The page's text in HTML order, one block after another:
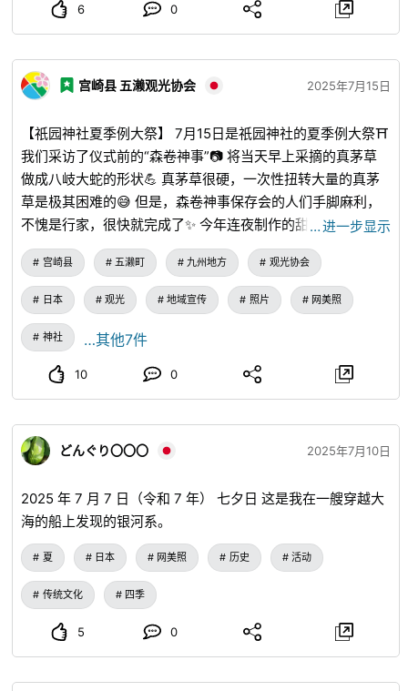
出 9：00～14：00の間 ■返却 当
日の17：00までに ※11月～３月は16：30
受付時現地決済です。お支払い後のキャン
シェアサイクル自転車のカゴに丁度収まる
大きさです。 ■どちらのセットにも、安
曇野市内ガイドマップとパン＆スイーツ店
パンフレットをお付けいたします。 【申し
込み方法】 ■まずBOXのタイプを選択し
て下さい。ご利用内容欄にお進み頂き、人
欄に女性とありますが、男性でも申込可能
です。また、システム上、定員1名と表記さ
れますが、1BOXとご理解ください。
《Nonou 的图画书》，以便让当地儿童了解它。 在公民馆举
Nonou 一起体验 Jozu 的历史和文化。 他解释了他与武田信
玄等战国军阀的关系，以及真田氏、山伏和柚子野王等人如何
有性质，他说：“有很多与女性有关的事情，比如善待女性，
生计多种多样。 参加此次活动的Tokura Kamiyamada温泉
“旅馆Kamekiyo”的年轻丈夫Tyler Lynch说：“从欧洲和米的
角度来看，这非常有趣。 筱原女士说：“没有历史记录表明女
祭司有间谍活动的甜醋姜，也没有她充当女忍者，但既然她能
够在全国各地旅行，看到和听到各种信息，她如何使用它是花
枝想象的世界。 信州东海观光协会秘书长早川一夫说：“我希
望人们能了解义津聚落的文化。 还有一种文化是西宫和东町
相互竞争的。 历史悠久的徒步旅行由筱原先生带领，并由
Hiroaki Igarashi 和 Jotsuin 的 Hayakawa 先生等当地官员指
殿后，筱原先生“在这口井（宅邸的废墟）用冷水沐浴来清洁
自己的身体”。 在西宫社殿，“我以前一直看着我祖父印钞
票，直到我上初中。 在金井小巷，他说：“从这里可以看到
灵峰岬町，金井先生负责灵峰 Mijayama 祭典，款待中有女祭
义津先生在五十岚住友的指导下开设的净都院遗址。 在义
津氏的墓地，我们了解了咖喱酱和驯鹰教派的面孔，以及诹访
信仰的驯鹰仪式。 除此之外，我们还参观了少女川、公主
的巨石、西宫歌舞伎舞台和东町歌舞伎舞台。 来自神奈川县
横滨市的女祭司兼作家 Mayumi Castro Kagura 说：“过去两
年我一直对 Yoshitsu 感兴趣，并且经常来这里。 来自长野市
的参与者山崎香织说：“自从四年前参加步行女祭司之旅以
来，我就一直走路，这是听解说的好机会，所以我希望将来能
继续。 来自上田市菅平高原的 Yu Takizawa 说：“我正在计划
6 0
宫崎县 五濑观光协会 2025年7月15日
【祇园神社夏季例大祭】 7月15日是祇园神社的夏季例大祭⛩
我们采访了仪式前的“森卷神事”📷 将当天早上采摘的真茅草
做成八岐大蛇的形状💪 真茅草很硬，一次性扭转大量的真茅
草是极其困难的😅 但是，森卷神事保存会的人们手脚麻利，
不愧是行家，很快就完成了✨ 今年连夜制作的甜酒也格外美
味，大家都很开心😆 今年来的游客很多，我们感到非常高兴
😁 当地居民珍视的“祇园大人” 今后也将与当地一同延续下去
吧🥰
…进一步显示
宫崎县 五濑町 九州地方 观光协会
日本 观光 地域宣传 照片 网美照
神社 …其他7件
10 0
どんぐり〇〇〇 2025年7月10日
2025 年 7 月 7 日（令和 7 年） 七夕日 这是我在一艘穿越大
海的船上发现的银河系。
夏 日本 网美照 历史 活动
传统文化 四季
5 0